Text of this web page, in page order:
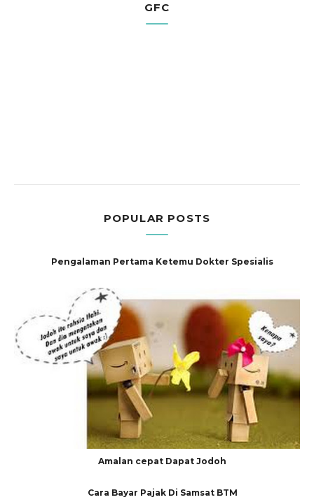
GFC
POPULAR POSTS
Pengalaman Pertama Ketemu Dokter Spesialis
Amalan cepat Dapat Jodoh
Cara Bayar Pajak Di Samsat BTM